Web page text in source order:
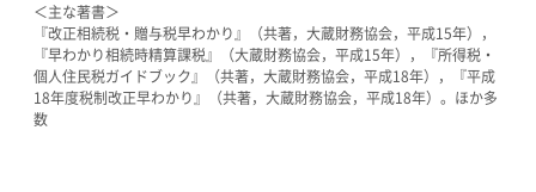
＜主な著書＞
『改正相続税・贈与税早わかり』（共著，大蔵財務協会，平成15年），
『早わかり相続時精算課税』（大蔵財務協会，平成15年），『所得税・
個人住民税ガイドブック』（共著，大蔵財務協会，平成18年），『平成
18年度税制改正早わかり』（共著，大蔵財務協会，平成18年）。ほか多
数